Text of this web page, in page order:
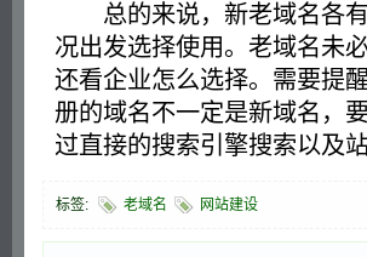
总的来说，新老域名各有
况出发选择使用。老域名未
还看企业怎么选择。需要提
册的域名不一定是新域名，
过直接的搜索引擎搜索以及
标签: 老域名 网站建设